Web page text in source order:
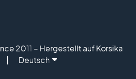
2011 – Hergestellt auf Korsika
Deutsch